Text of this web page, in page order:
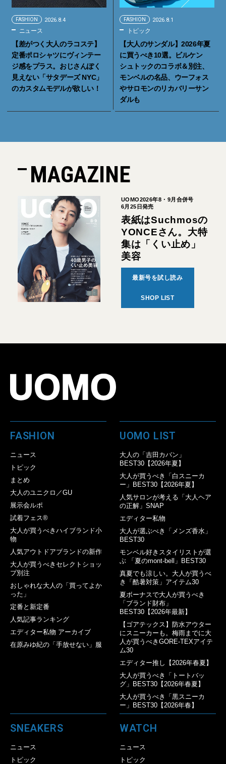
FASHION 2026.8.4
ニュース
【差がつく大人のラコステ】
定番ポロシャツにヴィンテー
ジ感をプラス。おじさんぽく
見えない「サタデーズ NYC」
のカスタムモデルが欲しい！
FASHION 2026.8.1
トピック
【大人のサンダル】2026年夏
に買うべき10選。ビルケン
シュトックのコラボ＆別注、
モンベルの名品、ウーフォス
やサロモンのリカバリーサン
ダルも
MAGAZINE
UOMO2026年8・9月合併号
6月25日発売
表紙はSuchmosの
YONCEさん。大特
集は「くい止め」
美容
最新号を試し読み
SHOP LIST
FASHION
ニュース
トピック
まとめ
大人のユニクロ／GU
展示会ルポ
試着フェス®︎
大人が買うべきハイブランド小
物
人気アウトドアブランドの新作
大人が買うべきセレクトショッ
プ別注
おしゃれな大人の「買ってよか
った」
定番と新定番
人気記事ランキング
エディター私物 アーカイブ
在原みゆ紀の「手放せない」服
UOMO LIST
大人の「吉田カバン」
BEST30【2026年夏】
大人が買うべき「白スニーカ
ー」BEST30【2026年夏】
人気サロンが考える「大人ヘア
の正解」SNAP
エディター私物
大人が選ぶべき「メンズ香水」
BEST30
モンベル好きスタイリストが選
ぶ 「夏のmont-bell」BEST30
真夏でも涼しい。大人が買うべ
き「酷暑対策」アイテム30
夏ボーナスで大人が買うべき
「ブランド財布」
BEST30【2026年最新】
【ゴアテックス】防水アウター
にスニーカーも。梅雨までに大
人が買うべきGORE-TEXアイテ
ム30
エディター推し【2026年春夏】
大人が買うべき「トートバッ
グ」BEST30【2026年春夏】
大人が買うべき「黒スニーカ
ー」BEST30【2026年春】
SNEAKERS
ニュース
トピック
WATCH
ニュース
トピック